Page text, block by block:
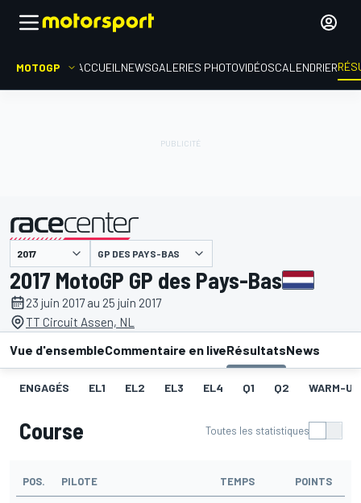
MOTOGP ACCUEIL NEWSGALERIES PHOTOVIDÉOSCALENDRIER
présenté par GP DES PAYS-BAS
2017 MotoGP GP des Pays-Bas
23 juin 2017 au 25 juin 2017
TT Circuit Assen, NL
Vue d'ensembleCommentaire en liveRésultatsNews
ENGAGÉS EL1 EL2 EL3 EL4 Q1 Q2 WARM-UP
Course Toutes les statistiques
POS. PILOTE TEMPS POINTS